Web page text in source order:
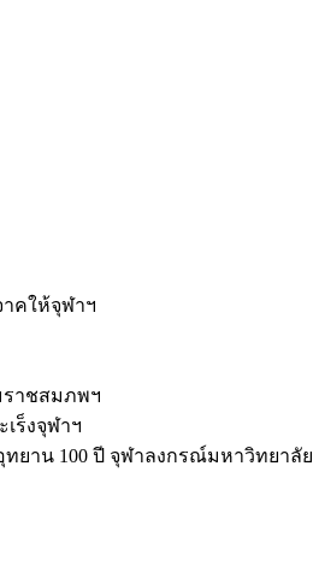
าคให้จุฬาฯ
าชสมภพฯ
ร็งจุฬาฯ
ทยาน 100 ปี จุฬาลงกรณ์มหาวิทยาลัย